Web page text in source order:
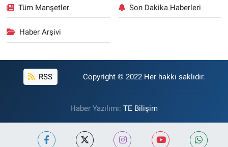
Tüm Manşetler Son Dakika Haberleri
Haber Arşivi
RSS Copyright © 2022 Her hakkı saklıdır.
Haber Yazılımı: TE Bilişim